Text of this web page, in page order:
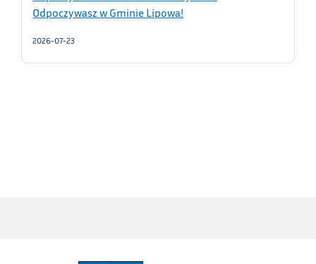
Odpoczywasz w Gminie Lipowa!
2026-07-23